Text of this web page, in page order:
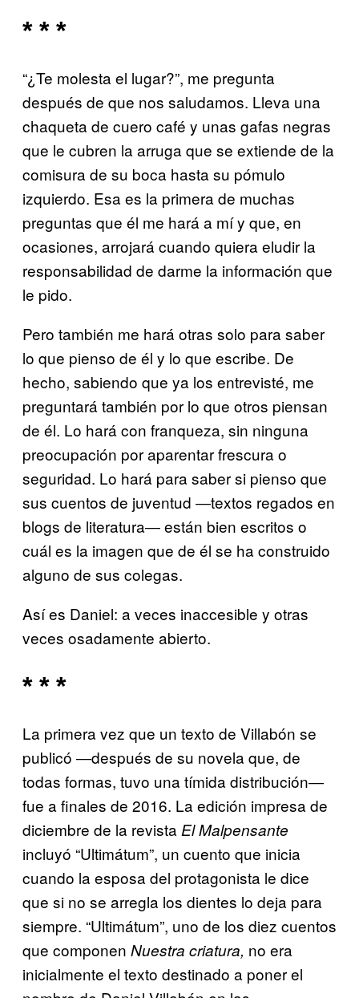
* * *
“¿Te molesta el lugar?”, me pregunta
después de que nos saludamos. Lleva una
chaqueta de cuero café y unas gafas negras
que le cubren la arruga que se extiende de la
comisura de su boca hasta su pómulo
izquierdo. Esa es la primera de muchas
preguntas que él me hará a mí y que, en
ocasiones, arrojará cuando quiera eludir la
responsabilidad de darme la información que
le pido.
Pero también me hará otras solo para saber
lo que pienso de él y lo que escribe. De
hecho, sabiendo que ya los entrevisté, me
preguntará también por lo que otros piensan
de él. Lo hará con franqueza, sin ninguna
preocupación por aparentar frescura o
seguridad. Lo hará para saber si pienso que
sus cuentos de juventud ―textos regados en
blogs de literatura― están bien escritos o
cuál es la imagen que de él se ha construido
alguno de sus colegas.
Así es Daniel: a veces inaccesible y otras
veces osadamente abierto.
* * *
La primera vez que un texto de Villabón se
publicó ―después de su novela que, de
todas formas, tuvo una tímida distribución―
fue a finales de 2016. La edición impresa de
diciembre de la revista El Malpensante
incluyó “Ultimátum”, un cuento que inicia
cuando la esposa del protagonista le dice
que si no se arregla los dientes lo deja para
siempre. “Ultimátum”, uno de los diez cuentos
que componen Nuestra criatura, no era
inicialmente el texto destinado a poner el